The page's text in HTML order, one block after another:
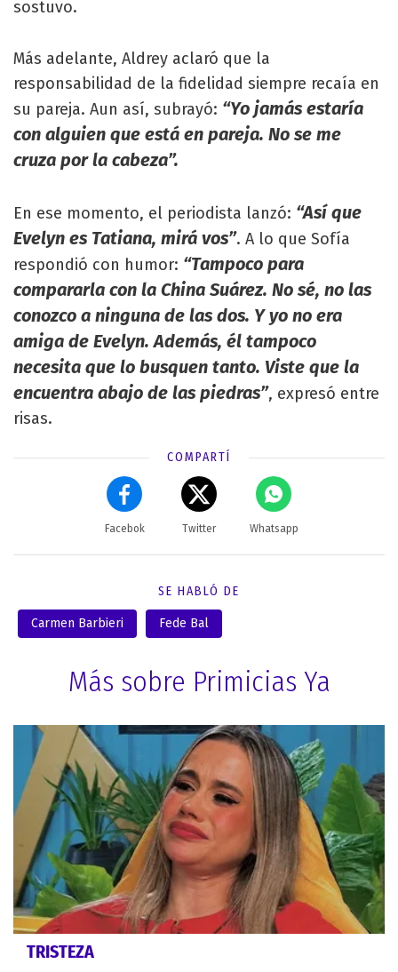
sostuvo.
Más adelante, Aldrey aclaró que la
responsabilidad de la fidelidad siempre recaía en
su pareja. Aun así, subrayó: “Yo jamás estaría
con alguien que está en pareja. No se me
cruza por la cabeza”.
En ese momento, el periodista lanzó: “Así que
Evelyn es Tatiana, mirá vos”. A lo que Sofía
respondió con humor: “Tampoco para
compararla con la China Suárez. No sé, no las
conozco a ninguna de las dos. Y yo no era
amiga de Evelyn. Además, él tampoco
necesita que lo busquen tanto. Viste que la
encuentra abajo de las piedras”, expresó entre
risas.
COMPARTÍ
Facebok Twitter Whatsapp
SE HABLÓ DE
Carmen Barbieri Fede Bal
Más sobre Primicias Ya
TRISTEZA